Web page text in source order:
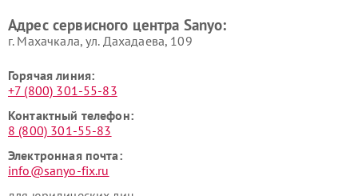
Адрес сервисного центра Sanyo:
г. Махачкала, ул. Дахадаева, 109
Горячая линия:
+7 (800) 301-55-83
Контактный телефон:
8 (800) 301-55-83
Электронная почта:
info@sanyo-fix.ru